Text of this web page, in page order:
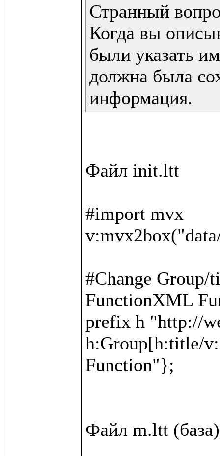
Странный
Когда вы
были указать
должна была
информация.
Файл init.ltt
#import mvx
#Change
FunctionXML
prefix h "http://
h:Group[h:title/
Function"};
Файл m.ltt (база)